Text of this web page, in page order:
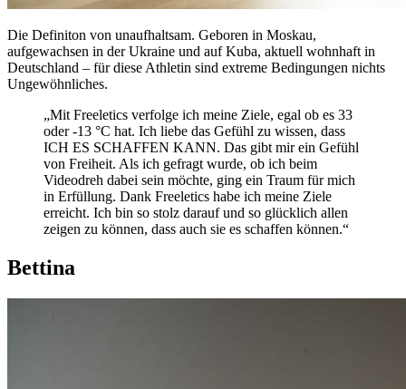
Die Definiton von unaufhaltsam. Geboren in Moskau,
aufgewachsen in der Ukraine und auf Kuba, aktuell wohnhaft in
Deutschland – für diese Athletin sind extreme Bedingungen nichts
Ungewöhnliches.
„Mit Freeletics verfolge ich meine Ziele, egal ob es 33
oder -13 °C hat. Ich liebe das Gefühl zu wissen, dass
ICH ES SCHAFFEN KANN. Das gibt mir ein Gefühl
von Freiheit. Als ich gefragt wurde, ob ich beim
Videodreh dabei sein möchte, ging ein Traum für mich
in Erfüllung. Dank Freeletics habe ich meine Ziele
erreicht. Ich bin so stolz darauf und so glücklich allen
zeigen zu können, dass auch sie es schaffen können.“
Bettina